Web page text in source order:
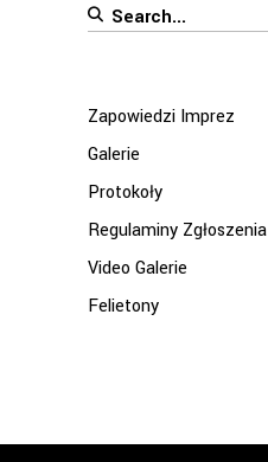
Search
Zapowiedzi Imprez
Galerie
Protokoły
Regulaminy Zgłoszenia
Video Galerie
Felietony